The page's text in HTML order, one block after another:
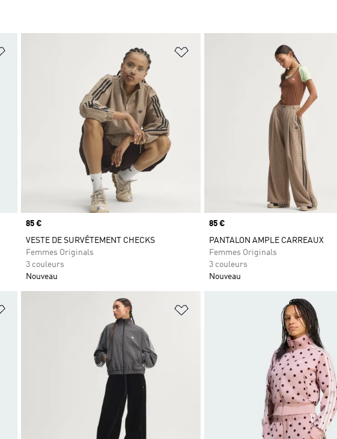
Ajouter à la Liste de produits favoris Ajouter à la Liste de produits
Prix
85 €
VESTE DE SURVÊTEMENT CHECKS
Femmes Originals
3 couleurs
Nouveau
Prix
85 €
PANTALON AMPLE CARREAUX
Femmes Originals
3 couleurs
Nouveau
Ajouter à la Liste de produits favoris Ajouter à la Liste de produits